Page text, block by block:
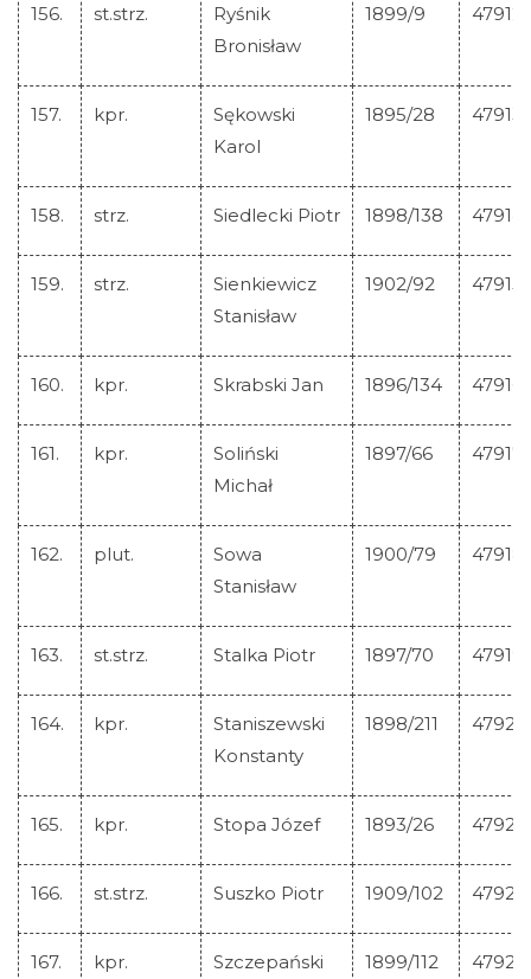
156. st.strz.
Ryśnik
Bronisław
1899/9 47912
157. kpr.
Sękowski
Karol
1895/28 47913
158. strz. Siedlecki Piotr 1898/138 47914
159. strz.
Sienkiewicz
Stanisław
1902/92 47915
160. kpr. Skrabski Jan 1896/134 47916
161. kpr.
Soliński
Michał
1897/66 47917
162. plut.
Sowa
Stanisław
1900/79 47918
163. st.strz. Stalka Piotr 1897/70 47919
164. kpr.
Staniszewski
Konstanty
1898/211 47920
165. kpr. Stopa Józef 1893/26 47921
166. st.strz. Suszko Piotr 1909/102 47922
167. kpr.
Szczepański
1899/112 47923